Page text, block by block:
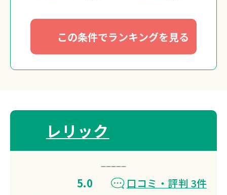
この条件でランキングを見る
レリック
5.0
口コミ・評判 3件